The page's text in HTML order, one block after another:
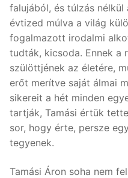
falujából, és túlzás
évtized múlva a világ
fogalmazott irodalmi
tudták, kicsoda. Ennek
szülöttjének az életére,
erőt merítve saját álmai
sikereit a hét minden
tartják, Tamási értük
sor, hogy érte, persze
tegyenek.
Tamási Áron soha nem